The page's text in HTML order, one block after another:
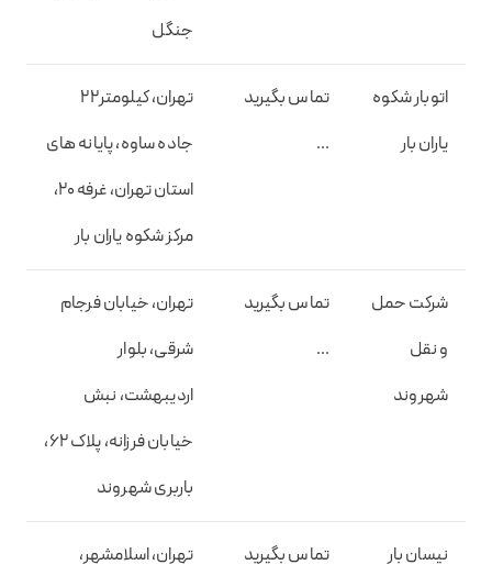
جنگل
اتوبار شکوه
یاران بار
تماس بگیرید
…
تهران، کیلومتر۲۲
جاده ساوه، پایانه های
استان تهران، غرفه ۲۰،
مرکز شکوه یاران بار
شرکت حمل
و نقل
شهروند
تماس بگیرید
…
تهران، خیابان فرجام
شرقی، بلوار
اردیبهشت، نبش
خیابان فرزانه، پلاک 62،
باربری شهروند
نیسان بار
تماس بگیرید
تهران، اسلامشهر،